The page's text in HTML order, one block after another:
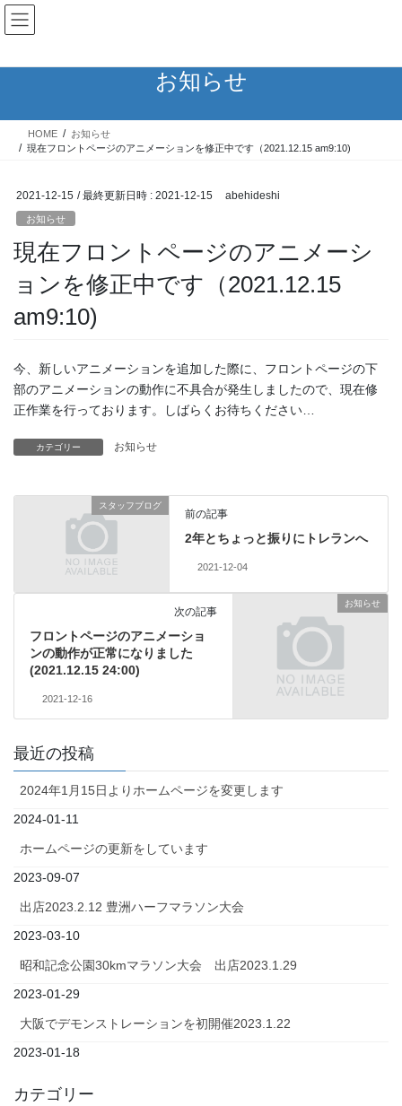
コ
ン
ン
ス
ナ
ビ
ー
ン
お知らせ
HOME
お知らせ
現在フロントページのアニメーションを修正中です（2021.12.15 am9:10)
2021-12-15 / 最終更新日時 : 2021-12-15 abehideshi
お知らせ
現在フロントページのアニメーシ
ョンを修正中です（2021.12.15
am9:10)
今、新しいアニメーションを追加した際に、フロントページの下
部のアニメーションの動作に不具合が発生しましたので、現在修
正作業を行っております。しばらくお待ちください…
カテゴリー お知らせ
スタッフブログ
前の記事
2年とちょっと振りにトレランへ
2021-12-04
お知らせ
次の記事
フロントページのアニメーショ
ンの動作が正常になりました
(2021.12.15 24:00)
2021-12-16
最近の投稿
2024年1月15日よりホームページを変更します
2024-01-11
ホームページの更新をしています
2023-09-07
出店2023.2.12 豊洲ハーフマラソン大会
2023-03-10
昭和記念公園30kmマラソン大会 出店2023.1.29
2023-01-29
大阪でデモンストレーションを初開催2023.1.22
2023-01-18
カテゴリー